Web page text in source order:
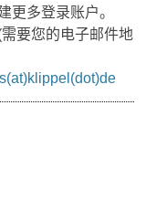
更多登录账户。
要您的电子邮件地